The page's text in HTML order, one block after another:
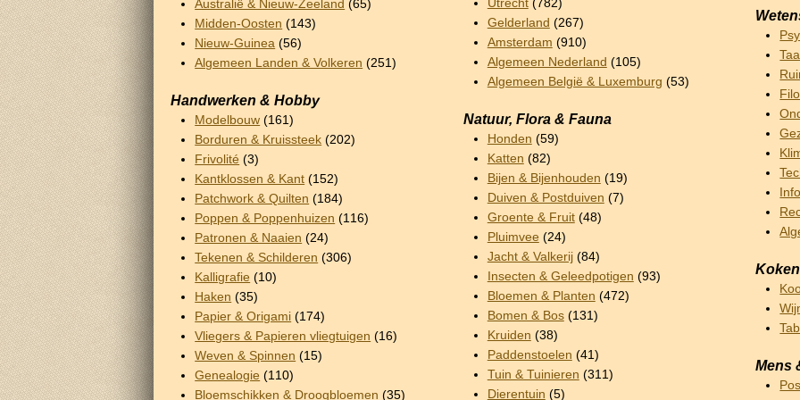
Australië & Nieuw-Zeeland (65)
Midden-Oosten (143)
Nieuw-Guinea (56)
Algemeen Landen & Volkeren (251)
Handwerken & Hobby
Modelbouw (161)
Borduren & Kruissteek (202)
Frivolité (3)
Kantklossen & Kant (152)
Patchwork & Quilten (184)
Poppen & Poppenhuizen (116)
Patronen & Naaien (24)
Tekenen & Schilderen (306)
Kalligrafie (10)
Haken (35)
Papier & Origami (174)
Vliegers & Papieren vliegtuigen (16)
Weven & Spinnen (15)
Genealogie (110)
Bloemschikken & Droogbloemen (35)
Utrecht(782)
Gelderland (267)
Amsterdam (910)
Algemeen Nederland (105)
Algemeen België & Luxemburg (53)
Natuur, Flora & Fauna
Honden (59)
Katten (82)
Bijen & Bijenhouden (19)
Duiven & Postduiven (7)
Groente & Fruit(48)
Pluimvee (24)
Jacht & Valkerij(84)
Insecten & Geleedpotigen (93)
Bloemen & Planten (472)
Bomen & Bos(131)
Kruiden (38)
Paddenstoelen (41)
Tuin & Tuinieren (311)
Dierentuin (5)
Mens